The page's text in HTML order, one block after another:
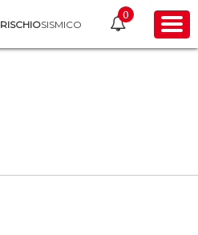
RISCHIOSISMICO
0